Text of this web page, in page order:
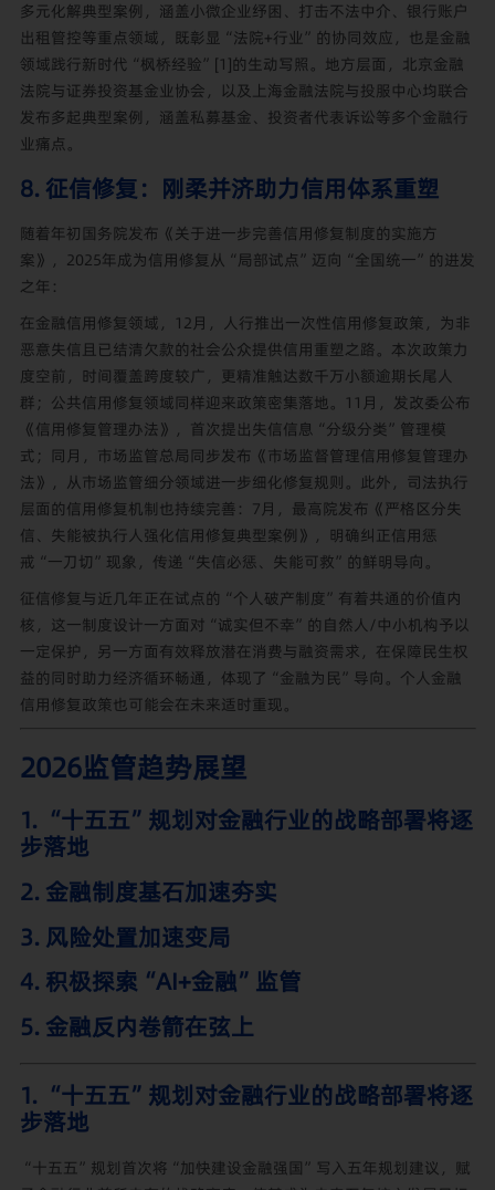
多元化解典型案例，涵盖小微企业纾困、打击不法中介、银行账户
出租管控等重点领域，既彰显“法院+行业”的协同效应，也是金融
领域践行新时代“枫桥经验”[1]的生动写照。地方层面，北京金融
法院与证券投资基金业协会，以及上海金融法院与投服中心均联合
发布多起典型案例，涵盖私募基金、投资者代表诉讼等多个金融行
业痛点。
8. 征信修复：刚柔并济助力信用体系重塑
随着年初国务院发布《关于进一步完善信用修复制度的实施方
案》，2025年成为信用修复从“局部试点”迈向“全国统一”的进发
之年：
在金融信用修复领域，12月，人行推出一次性信用修复政策，为非
恶意失信且已结清欠款的社会公众提供信用重塑之路。本次政策力
度空前，时间覆盖跨度较广，更精准触达数千万小额逾期长尾人
群；公共信用修复领域同样迎来政策密集落地。11月，发改委公布
《信用修复管理办法》，首次提出失信信息“分级分类”管理模
式；同月，市场监管总局同步发布《市场监督管理信用修复管理办
法》，从市场监管细分领域进一步细化修复规则。此外，司法执行
层面的信用修复机制也持续完善：7月，最高院发布《严格区分失
信、失能被执行人强化信用修复典型案例》，明确纠正信用惩
戒“一刀切”现象，传递“失信必惩、失能可救”的鲜明导向。
征信修复与近几年正在试点的“个人破产制度”有着共通的价值内
核，这一制度设计一方面对“诚实但不幸”的自然人/中小机构予以
一定保护，另一方面有效释放潜在消费与融资需求，在保障民生权
益的同时助力经济循环畅通，体现了“金融为民”导向。个人金融
信用修复政策也可能会在未来适时重现。
2026监管趋势展望
1. “十五五”规划对金融行业的战略部署将逐
步落地
2. 金融制度基石加速夯实
3. 风险处置加速变局
4. 积极探索“AI+金融”监管
5. 金融反内卷箭在弦上
1. “十五五”规划对金融行业的战略部署将逐
步落地
“十五五”规划首次将“加快建设金融强国”写入五年规划建议，赋